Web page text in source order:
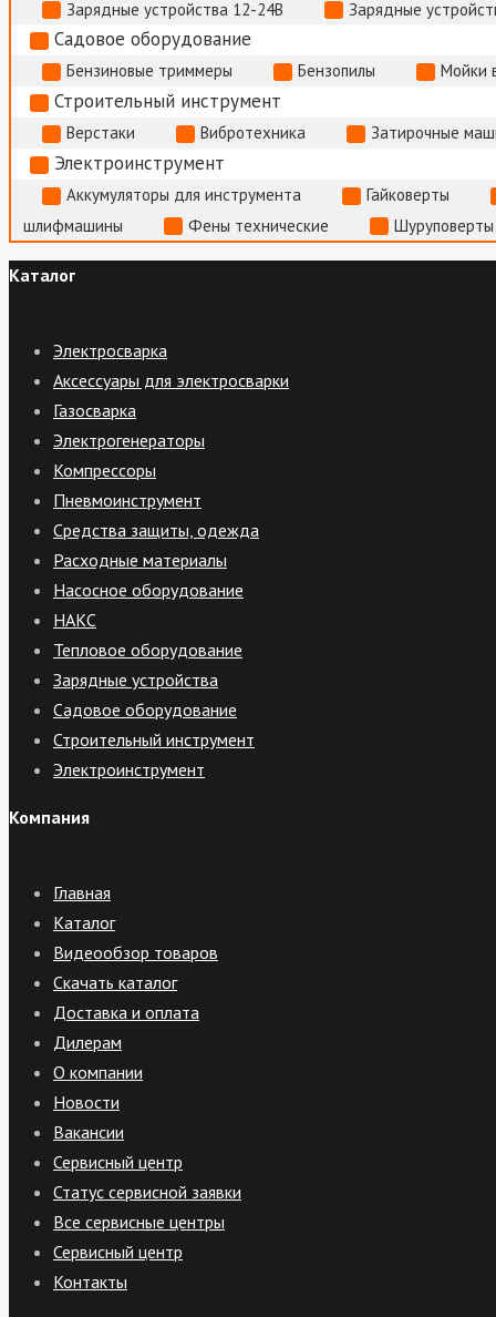
Зарядные устройства 12-24В Зарядные
Садовое оборудование
Бензиновые триммеры Бензопилы Мойки
Строительный инструмент
Верстаки Вибротехника Затирочные
Электроинструмент
Аккумуляторы для инструмента
Гайковерты
шлифмашины
Фены технические
Каталог
Электросварка
Аксессуары для электросварки
Газосварка
Электрогенераторы
Компрессоры
Пневмоинструмент
Средства защиты, одежда
Расходные материалы
Насосное оборудование
НАКС
Тепловое оборудование
Зарядные устройства
Садовое оборудование
Строительный инструмент
Электроинструмент
Компания
Главная
Каталог
Видеообзор товаров
Скачать каталог
Доставка и оплата
Дилерам
О компании
Новости
Вакансии
Сервисный центр
Статус сервисной заявки
Все сервисные центры
Сервисный центр
Контакты